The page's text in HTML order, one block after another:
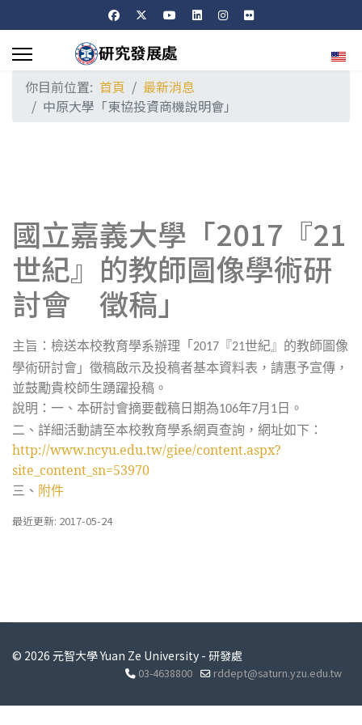
選擇
你目前位置: 首頁
最新消息
中原大學「東協投資商機說明會」
國立嘉義大學「2017『21
世紀』的教師圖像學術研
討會 徵稿」
主旨：檢送本校教育學系辦理「2017 『21世紀』的教師圖像
學術研討會」徵稿啟示及投稿者基本資料表，請惠予宣傳，
並鼓勵貴校師生踴躍投稿。
說明：一、本研討會摘要截稿日期為106年7月 1日。
二、詳細活動請至本校教育學系網頁查詢，網址如下：
http://www.ncyu.edu.tw/giee/content.aspx?
site_content_sn=53970
三、 附件
最近更新: 2017-05-24
© 2026 元智大學 Yuan Ze University - 研發處
03-4638800 rddept@saturn.yzu.edu.tw